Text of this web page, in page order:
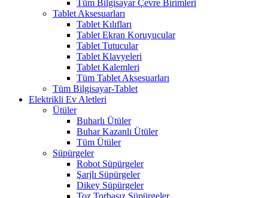
Tüm Bilgisayar Çevre Birimleri
Tablet Aksesuarları
Tablet Kılıfları
Tablet Ekran Koruyucular
Tablet Tutucular
Tablet Klavyeleri
Tablet Kalemleri
Tüm Tablet Aksesuarları
Tüm Bilgisayar-Tablet
Elektrikli Ev Aletleri
Ütüler
Buharlı Ütüler
Buhar Kazanlı Ütüler
Tüm Ütüler
Süpürgeler
Robot Süpürgeler
Şarjlı Süpürgeler
Dikey Süpürgeler
Toz Torbasız Süpürgeler